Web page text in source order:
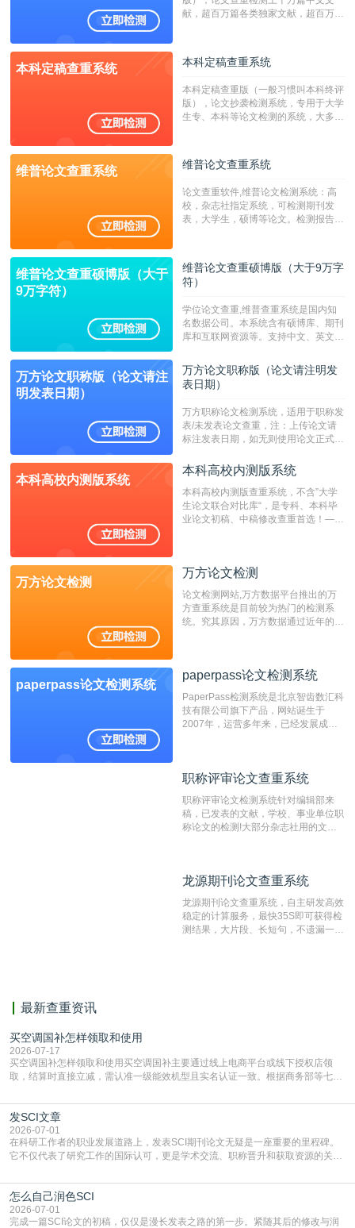
献，超百万篇各类独家文献，超百万港
校用来检测硕博论文的系统，检测范围
广，数据来源真实，检测算法合理!本
字符数30万）
本科定稿查重系统 本科定稿查重系统
本科定稿查重版（一般习惯叫本科终评
版），论文抄袭检测系统，专用于大学
生专、本科等论文检测的系统，大多数
维普论文查重系统 维普论文查重系统
论文查重软件,维普论文检测系统：高
校，杂志社指定系统，可检测期刊发
表，大学生，硕博等论文。检测报告支
维普论文查重硕博版（大于
9万字符）
维普论文查重硕博版（大于9万字
符）
学位论文查重,维普查重系统是国内知
名数据公司。本系统含有硕博库、期刊
库和互联网资源等。支持中文、英文、
定院校！！！
万方论文职称版（论文请注
明发表日期）
万方论文职称版（论文请注明发
表日期）
万方职称论文检测系统，适用于职称发
表/未发表论文查重，注：上传论文请
标注发表日期，如无则使用论文正式发
成时间作为发表日期。
本科高校内测版系统
本科高校内测版系统
本科高校内测版查重系统，不含”大学
生论文联合对比库“，是专科、本科毕
业论文初稿、中稿修改查重首选！——
万方论文检测
万方论文检测
论文检测网站,万方数据平台推出的万
方查重系统是目前较为热门的检测系
统。究其原因，万方数据通过近年的发
非。其次，相对于知网而言，万方检测
重的推荐系统。
paperpass论文检测系统
paperpass论文检测系统
PaperPass检测系统是北京智齿数汇科
技有限公司旗下产品，网站诞生于
2007年，运营多年来，已经发展成为
检测速度快、精度高，市场反映良好。
职称评审论文查重系统
职称评审论文检测系统针对编辑部来
稿，已发表的文献，学校、事业单位职
称论文的检测!大部分杂志社用的文献
编辑部检测来稿和已发表的文献,检测
测时注意填写第一作者,才能排除已发
表文献复制比。（限制字符数1万）
龙源期刊论文查重系统
龙源期刊论文查重系统，自主研发高效
稳定的计算服务，最快35S即可获得检
测结果，大片段、长短句，不遗漏一处
最新查重资讯
买空调国补怎样领取和使用
2026-07-17
买空调国补怎样领取和使用买空调国补主要通过线上电商平台或线下授权店领
取，结算时直接立减‌，需认准一级能效机型且实名认证一致。根据商务部等七部
能领到补贴首选‌京东APP‌搜索专属口令(如【家电补贴1637】、【国补立省
4949】等，口令会随活动更新，以页面显示为准)进入补贴专场。淘宝/天猫也可
复制粘贴【8$FKFGgJq
发SCI文章
2026-07-01
在科研工作者的职业发展道路上，发表SCI期刊论文无疑是一座重要的里程碑。
它不仅代表了研究工作的国际认可，更是学术交流、职称晋升和获取资源的关键
战与困惑。从选题立意到投稿回应，每一步都需要精心的策略与扎实的工作。本
篇AEIC学术交流中心小编就为大家介绍“发SCI文章”。一、精准定位是成功的第
一步发表SCI文章，首要解决的问题是“投
怎么自己润色SCI
2026-07-01
完成一篇SCI论文的初稿，仅仅是漫长发表之路的第一步。紧随其后的修改与润